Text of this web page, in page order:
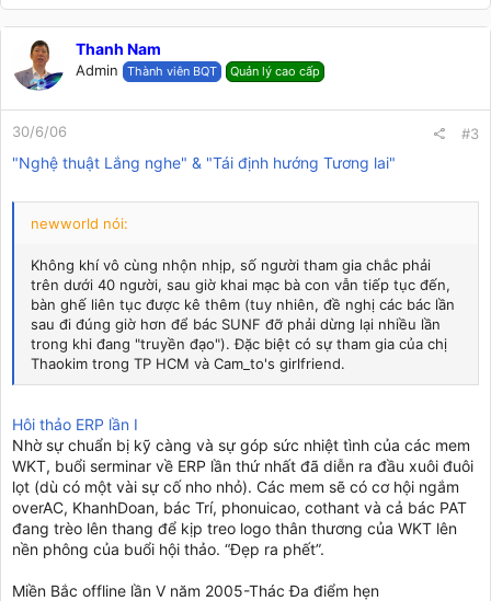
Thanh Nam
Admin Thành viên BQT Quản lý cao cấp
30/6/06 #3
"Nghệ thuật Lắng nghe" & "Tái định hướng Tương lai"
newworld nói:
Không khí vô cùng nhộn nhịp, số người tham gia chắc phải
trên dưới 40 người, sau giờ khai mạc bà con vẫn tiếp tục đến,
bàn ghế liên tục được kê thêm (tuy nhiên, đề nghị các bác lần
sau đi đúng giờ hơn để bác SUNF đỡ phải dừng lại nhiều lần
trong khi đang "truyền đạo"). Đặc biệt có sự tham gia của chị
Thaokim trong TP HCM và Cam_to's girlfriend.
Hôi thảo ERP lần I
Nhờ sự chuẩn bị kỹ càng và sự góp sức nhiệt tình của các mem
WKT, buổi serminar về ERP lần thứ nhất đã diễn ra đầu xuôi đuôi
lọt (dù có một vài sự cố nho nhỏ). Các mem sẽ có cơ hội ngắm
overAC, KhanhDoan, bác Trí, phonuicao, cothant và cả bác PAT
đang trèo lên thang để kịp treo logo thân thương của WKT lên
nền phông của buổi hội thảo. “Đẹp ra phết”.
Miền Bắc offline lần V năm 2005-Thác Đa điểm hẹn